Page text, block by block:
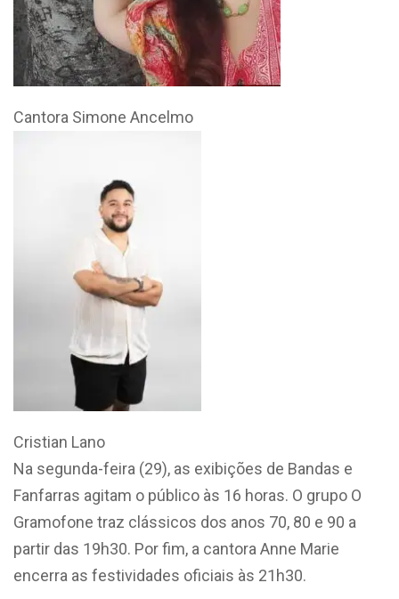
Cantora Simone Ancelmo
Cristian Lano
Na segunda-feira (29), as exibições de Bandas e
Fanfarras agitam o público às 16 horas. O grupo O
Gramofone traz clássicos dos anos 70, 80 e 90 a
partir das 19h30. Por fim, a cantora Anne Marie
encerra as festividades oficiais às 21h30.